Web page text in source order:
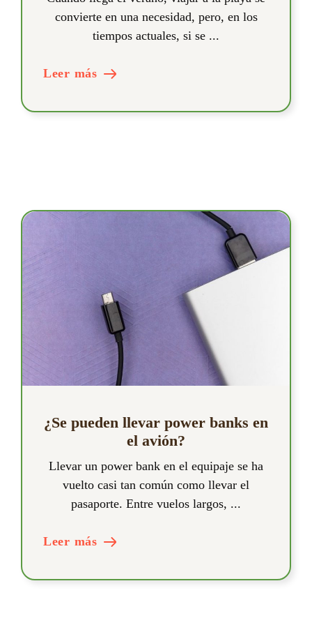
convierte en una necesidad, pero, en los
tiempos actuales, si se ...
Leer más
¿Se pueden llevar power banks en
el avión?
Llevar un power bank en el equipaje se ha
vuelto casi tan común como llevar el
pasaporte. Entre vuelos largos, ...
Leer más